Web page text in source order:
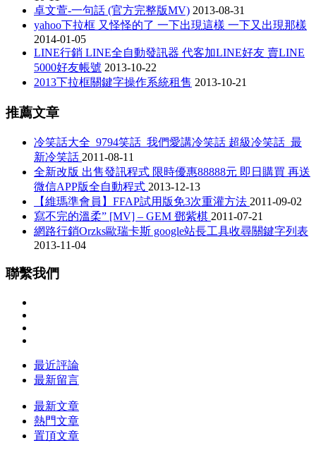
卓文萱-一句話 (官方完整版MV) 2013-08-31
yahoo下拉框 又怪怪的了 一下出現這樣 一下又出現那樣
2014-01-05
LINE行銷 LINE全自動發訊器 代客加LINE好友 賣LINE
5000好友帳號 2013-10-22
2013下拉框關鍵字操作系統租售 2013-10-21
推薦文章
冷笑話大全_9794笑話_我們愛講冷笑話 超級冷笑話_最
新冷笑話 2011-08-11
全新改版 出售發訊程式 限時優惠88888元 即日購買 再送
微信APP版全自動程式 2013-12-13
【維瑪準會員】FFAP試用版免3次重灌方法 2011-09-02
寫不完的溫柔” [MV] – GEM 鄧紫棋 2011-07-21
網路行銷Orzks歐瑞卡斯 google站長工具收尋關鍵字列表
2013-11-04
聯繫我們
最近評論
最新留言
最新文章
熱門文章
置頂文章